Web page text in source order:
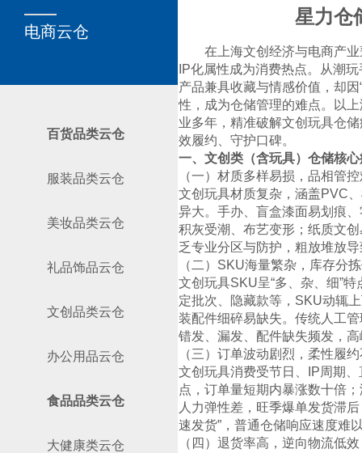
美妆品类云仓
大健康类云仓
礼品饰品云仓
食品品类云仓
服装品类云仓
百货品类云仓
文创品类云仓
办公用品云仓
关于我们
电商云仓
星力仓
在上海文创经济与电商产
IP化属性成为消费热点。从潮
产品兼具收藏与情感价值，却
性，成为仓储管理的难点。以
业多年，精准破解文创玩具仓
效履约、守护口碑。
一、文创类（含玩具）仓储核
（一）材质多样易损，品相管
文创玩具材质复杂，涵盖PVC
异大。手办、盲盒漆面易划痕
积灰受潮、布艺变形；纸质文
乏专业分区与防护，粗放堆放
（二）SKU海量繁杂，库存分
文创玩具SKU呈“多、杂、细”
定批次、隐藏款等，SKU动辄
装配件细碎易缺失。传统人工
错发、漏发、配件缺失频发，
（三）订单波动剧烈，柔性履
文创玩具消费受节日、IP周期
点，订单量短期内暴涨数十倍
人力弹性差，旺季爆单发货滞
速发货”，普通仓储响应速度难
（四）退货率高，逆向物流低效